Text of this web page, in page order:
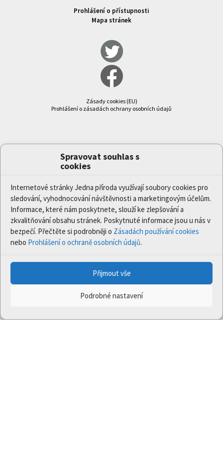
Spravovat souhlas s
cookies
Internetové stránky Jedna příroda využívají soubory cookies pro
sledování, vyhodnocování návštěvnosti a marketingovým účelům.
Informace, které nám poskytnete, slouží ke zlepšování a
zkvalitňování obsahu stránek. Poskytnuté informace jsou u nás v
bezpečí. Přečtěte si podrobněji o Zásadách používání cookies
nebo Prohlášení o ochraně osobních údajů.
Přijmout vše
Podrobné nastavení
Prohlášení o přístupnosti
Mapa stránek
Zásady cookies (EU)
Prohlášení o zásadách ochrany osobních údajů